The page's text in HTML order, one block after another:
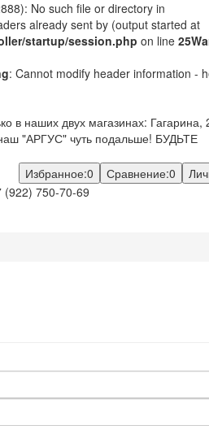
No such file or directory in
already sent by (output started at
startup/session.php on line 25
: Cannot modify header information -
в наших двух магазинах: Гагарина,
"АРГУС" чуть подальше! БУДЬТЕ
Сравнение:0
Избранное:0
(922) 750-70-69